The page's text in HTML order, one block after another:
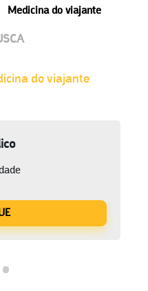
Medicina do viajante
do viajante